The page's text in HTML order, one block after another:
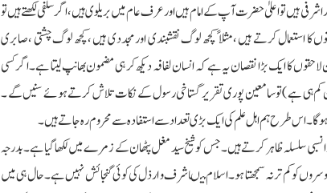
ہیں تو اعلیٰ حضرت آپ کے امام ہیں اور عرف عام میں بریلوی ہیں ،اگر سلفی لکھتے ہیں تو
استعمال کرتے ہیں ،مثلا ً کچھ لوگ نقشبندی اور مجددی ہیں ،کچھ لوگ چشتی ،صابری
کا ایک بڑا نقصان یہ ہے کہ انسان لفافہ دیکھ کر ہی مضمون بھانپ لیتا ہے ۔اگر کسی
ہی ہے )تو سامعین پوری تقریر گستاخی رسول کے نکات تلاش کرتے ہوئے سنیں گے ۔
۔اس طرح ہم اہل علم کی ایک بڑی تعداد سے استفادہ سے محروم رہ جاتے ہیں۔
سلسلہ ظاہر کرتے ہیں ۔جس کو شیخ سید مغل پٹھان کے زمرے میں لکھا گیاہے ۔بدرجہ
کو کم تر نہ سمجھتا ہو۔اسلام میںاشرف و ارذل کی کوئی گنجائش نہیں ہے ۔حال ہی میں